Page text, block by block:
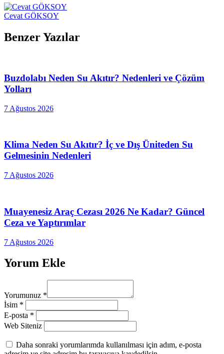
Cevat GÖKSOY
Benzer Yazılar
Buzdolabı Neden Su Akıtır? Nedenleri ve Çözüm
Yolları
7 Ağustos 2026
Klima Neden Su Akıtır? İç ve Dış Üniteden Su
Gelmesinin Nedenleri
7 Ağustos 2026
Muayenesiz Araç Cezası 2026 Ne Kadar? Güncel
Ceza ve Yaptırımlar
7 Ağustos 2026
Yorum Ekle
Yorumunuz *
İsim *
E-posta *
Web Siteniz
Daha sonraki yorumlarımda kullanılması için adım, e-posta